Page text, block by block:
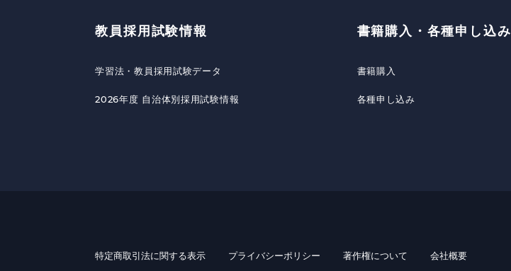
教員採用試験情報
学習法・教員採用試験データ
2026年度 自治体別採用試験情報
書籍購入・各種申し込み
書籍購入
各種申し込み
特定商取引法に関する表示 プライバシーポリシー 著作権について 会社概要